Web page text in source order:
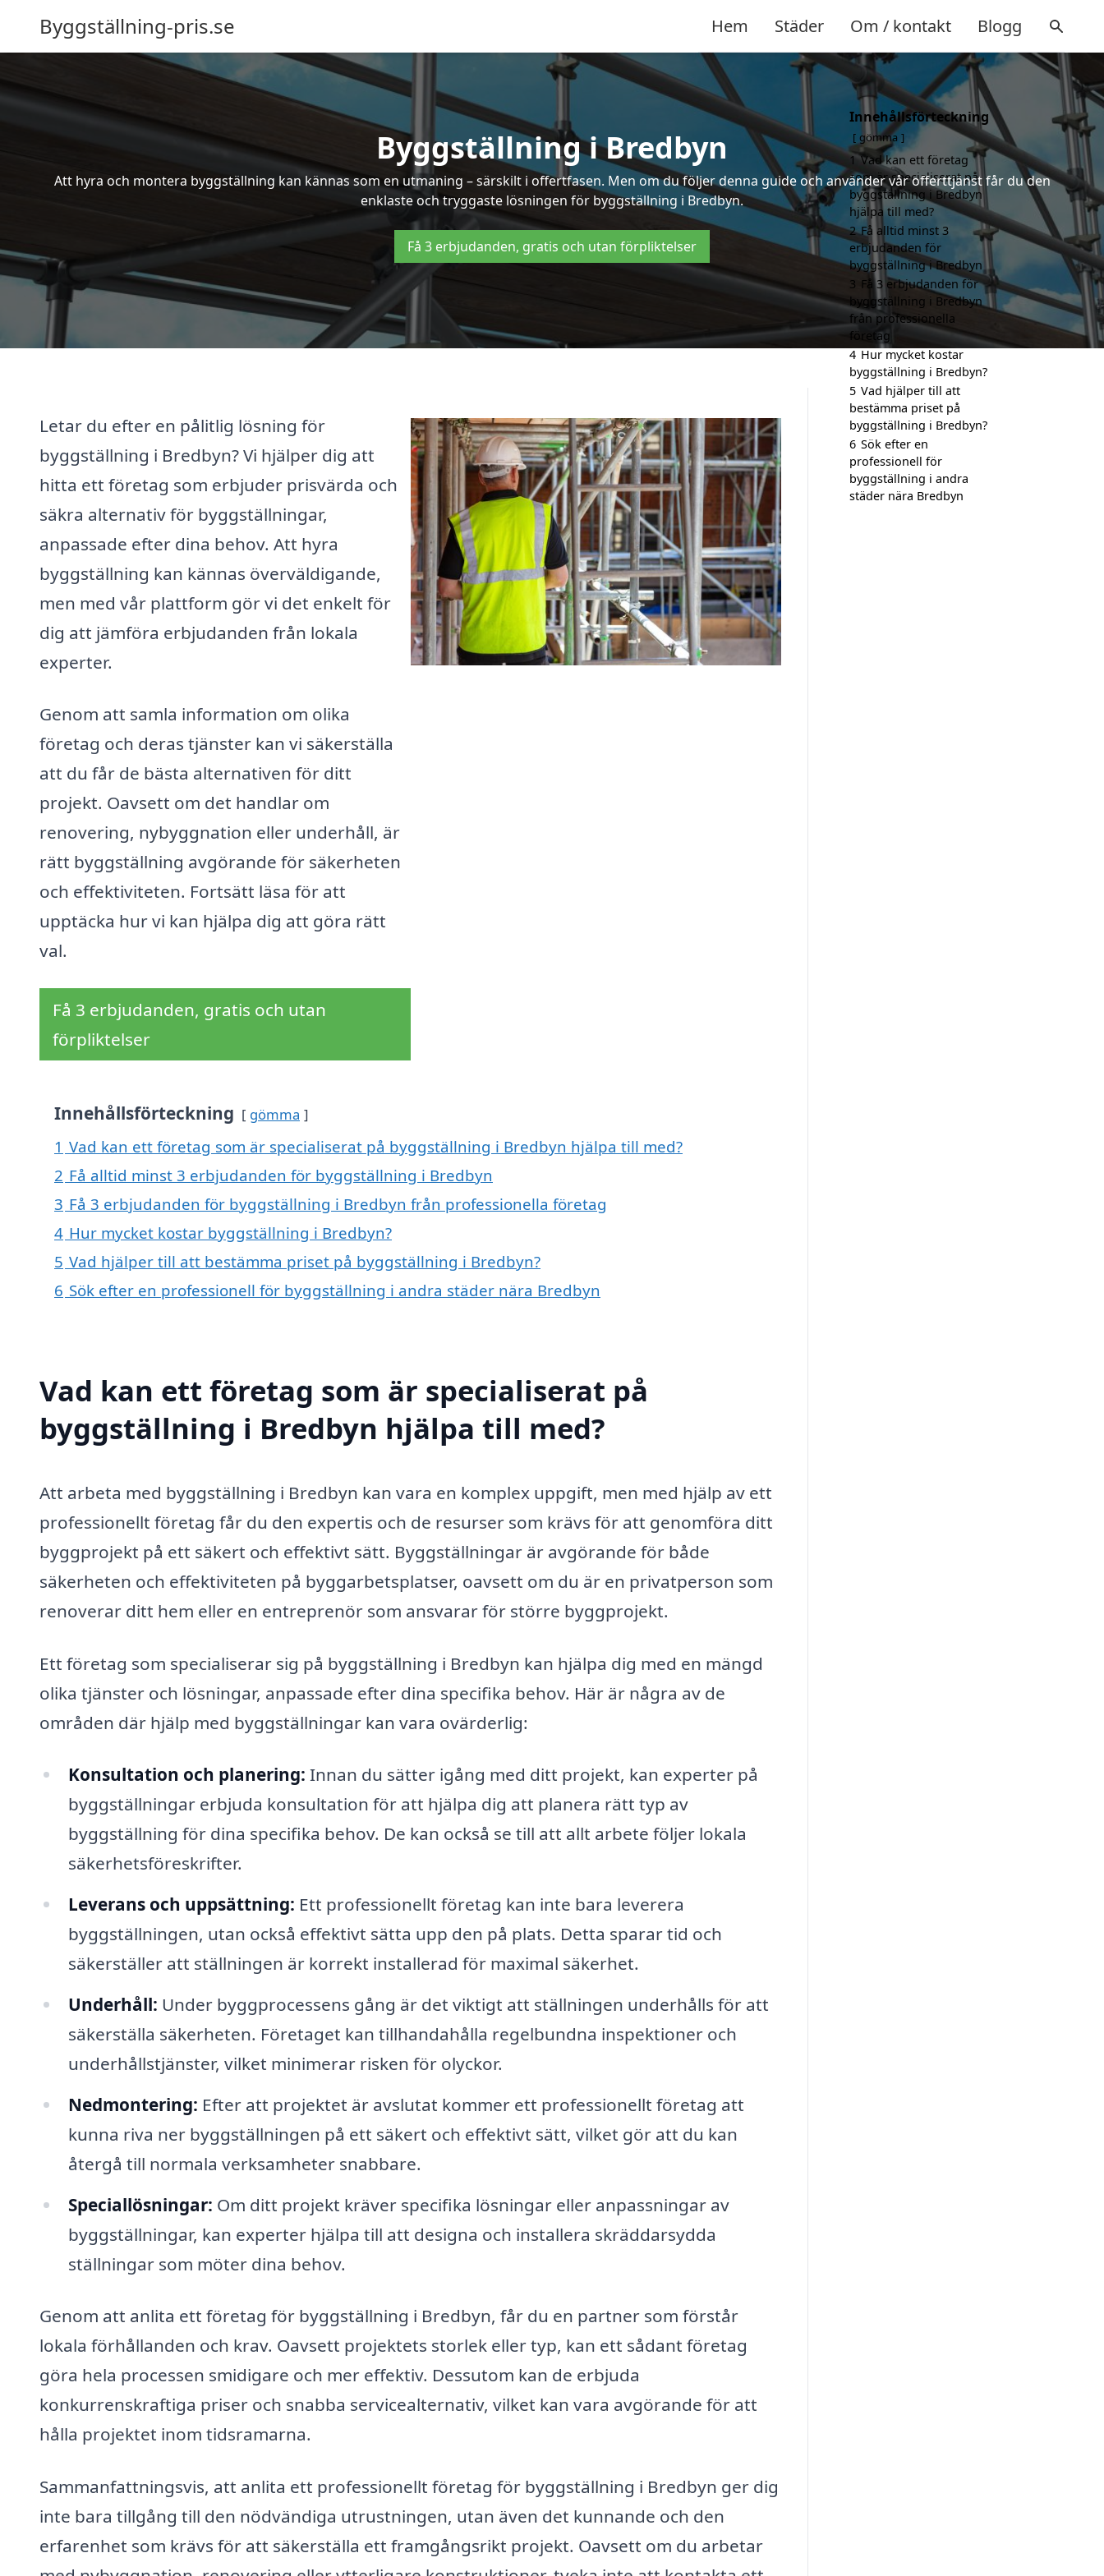
Byggställning-pris.se Hem Städer Om / kontakt Blogg
Byggställning i Bredbyn
Att hyra och montera byggställning kan kännas som en utmaning – särskilt i offertfasen. Men om du följer denna guide och använder vår offerttjänst får du den
enklaste och tryggaste lösningen för byggställning i Bredbyn.
Få 3 erbjudanden, gratis och utan förpliktelser
Letar du efter en pålitlig lösning för
byggställning i Bredbyn? Vi hjälper dig att
hitta ett företag som erbjuder prisvärda och
säkra alternativ för byggställningar,
anpassade efter dina behov. Att hyra
byggställning kan kännas överväldigande,
men med vår plattform gör vi det enkelt för
dig att jämföra erbjudanden från lokala
experter.
Genom att samla information om olika
företag och deras tjänster kan vi säkerställa
att du får de bästa alternativen för ditt
projekt. Oavsett om det handlar om
renovering, nybyggnation eller underhåll, är
rätt byggställning avgörande för säkerheten
och effektiviteten. Fortsätt läsa för att
upptäcka hur vi kan hjälpa dig att göra rätt
val.
Få 3 erbjudanden, gratis och utan
förpliktelser
Innehållsförteckning gömma
1 Vad kan ett företag som är specialiserat på byggställning i Bredbyn hjälpa till med?
2 Få alltid minst 3 erbjudanden för byggställning i Bredbyn
3 Få 3 erbjudanden för byggställning i Bredbyn från professionella företag
4 Hur mycket kostar byggställning i Bredbyn?
5 Vad hjälper till att bestämma priset på byggställning i Bredbyn?
6 Sök efter en professionell för byggställning i andra städer nära Bredbyn
Vad kan ett företag som är specialiserat på
byggställning i Bredbyn hjälpa till med?
Att arbeta med byggställning i Bredbyn kan vara en komplex uppgift, men med hjälp av ett
professionellt företag får du den expertis och de resurser som krävs för att genomföra ditt
byggprojekt på ett säkert och effektivt sätt. Byggställningar är avgörande för både
säkerheten och effektiviteten på byggarbetsplatser, oavsett om du är en privatperson som
renoverar ditt hem eller en entreprenör som ansvarar för större byggprojekt.
Ett företag som specialiserar sig på byggställning i Bredbyn kan hjälpa dig med en mängd
olika tjänster och lösningar, anpassade efter dina specifika behov. Här är några av de
områden där hjälp med byggställningar kan vara ovärderlig:
Konsultation och planering: Innan du sätter igång med ditt projekt, kan experter på
byggställningar erbjuda konsultation för att hjälpa dig att planera rätt typ av
byggställning för dina specifika behov. De kan också se till att allt arbete följer lokala
säkerhetsföreskrifter.
Leverans och uppsättning: Ett professionellt företag kan inte bara leverera
byggställningen, utan också effektivt sätta upp den på plats. Detta sparar tid och
säkerställer att ställningen är korrekt installerad för maximal säkerhet.
Underhåll: Under byggprocessens gång är det viktigt att ställningen underhålls för att
säkerställa säkerheten. Företaget kan tillhandahålla regelbundna inspektioner och
underhållstjänster, vilket minimerar risken för olyckor.
Nedmontering: Efter att projektet är avslutat kommer ett professionellt företag att
kunna riva ner byggställningen på ett säkert och effektivt sätt, vilket gör att du kan
återgå till normala verksamheter snabbare.
Speciallösningar: Om ditt projekt kräver specifika lösningar eller anpassningar av
byggställningar, kan experter hjälpa till att designa och installera skräddarsydda
ställningar som möter dina behov.
Genom att anlita ett företag för byggställning i Bredbyn, får du en partner som förstår
lokala förhållanden och krav. Oavsett projektets storlek eller typ, kan ett sådant företag
göra hela processen smidigare och mer effektiv. Dessutom kan de erbjuda
konkurrenskraftiga priser och snabba servicealternativ, vilket kan vara avgörande för att
hålla projektet inom tidsramarna.
Sammanfattningsvis, att anlita ett professionellt företag för byggställning i Bredbyn ger dig
inte bara tillgång till den nödvändiga utrustningen, utan även det kunnande och den
erfarenhet som krävs för att säkerställa ett framgångsrikt projekt. Oavsett om du arbetar
Innehållsförteckning
gömma
1 Vad kan ett företag
som är specialiserat på
byggställning i Bredbyn
hjälpa till med?
2 Få alltid minst 3
erbjudanden för
byggställning i Bredbyn
3 Få 3 erbjudanden för
byggställning i Bredbyn
från professionella
företag
4 Hur mycket kostar
byggställning i Bredbyn?
5 Vad hjälper till att
bestämma priset på
byggställning i Bredbyn?
6 Sök efter en
professionell för
byggställning i andra
städer nära Bredbyn